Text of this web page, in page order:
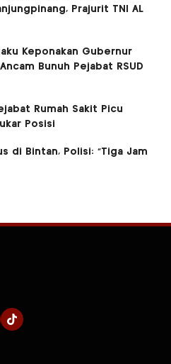
Prajurit TNI AL
Keponakan Gubernur
Bunuh Pejabat RSUD
Rumah Sakit Picu
Posisi
di Bintan, Polisi: “Tiga Jam